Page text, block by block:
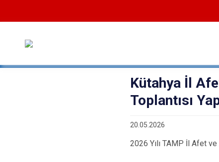
Kütahya İl
Toplantısı
20.05.2026
2026 Yılı TAMP İl Afet